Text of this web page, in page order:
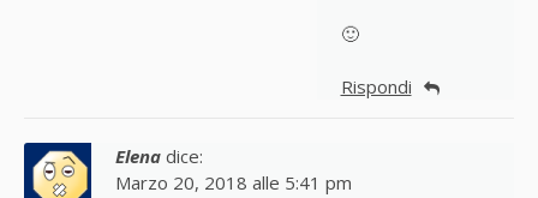
🙂
Rispondi
Elena dice:
Marzo 20, 2018 alle 5:41 pm